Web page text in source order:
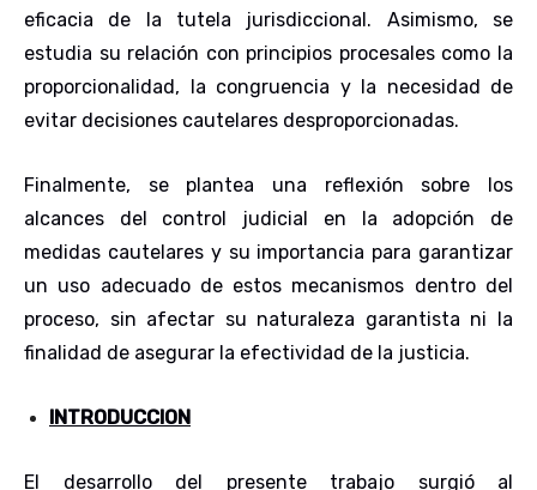
eficacia de la tutela jurisdiccional. Asimismo, se
estudia su relación con principios procesales como la
proporcionalidad, la congruencia y la necesidad de
evitar decisiones cautelares desproporcionadas.
Finalmente, se plantea una reflexión sobre los
alcances del control judicial en la adopción de
medidas cautelares y su importancia para garantizar
un uso adecuado de estos mecanismos dentro del
proceso, sin afectar su naturaleza garantista ni la
finalidad de asegurar la efectividad de la justicia.
INTRODUCCION
El desarrollo del presente trabajo surgió al